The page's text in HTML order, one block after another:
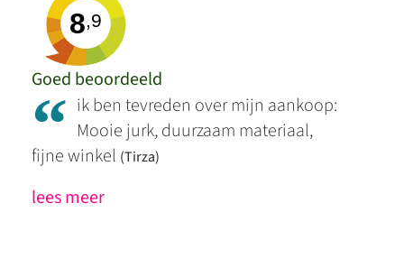
8,9
Goed beoordeeld
“ ik ben tevreden over mijn aankoop:
Mooie jurk, duurzaam materiaal,
fijne winkel (Tirza)
lees meer